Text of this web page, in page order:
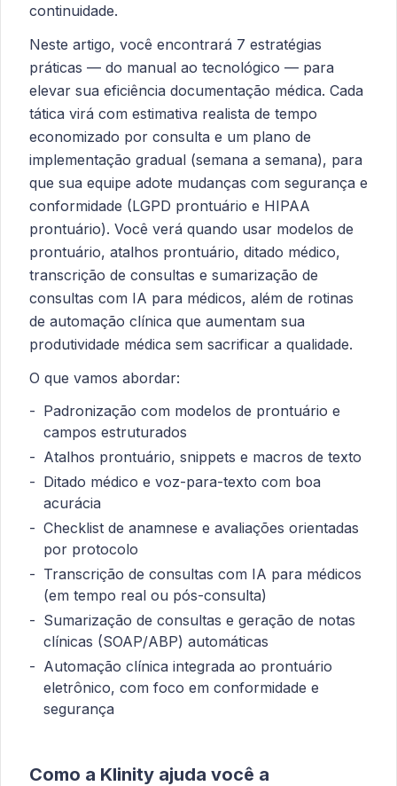
continuidade.
Neste artigo, você encontrará 7 estratégias
práticas — do manual ao tecnológico — para
elevar sua eficiência documentação médica. Cada
tática virá com estimativa realista de tempo
economizado por consulta e um plano de
implementação gradual (semana a semana), para
que sua equipe adote mudanças com segurança e
conformidade (LGPD prontuário e HIPAA
prontuário). Você verá quando usar modelos de
prontuário, atalhos prontuário, ditado médico,
transcrição de consultas e sumarização de
consultas com IA para médicos, além de rotinas
de automação clínica que aumentam sua
produtividade médica sem sacrificar a qualidade.
O que vamos abordar:
Padronização com modelos de prontuário e
campos estruturados
Atalhos prontuário, snippets e macros de texto
Ditado médico e voz-para-texto com boa
acurácia
Checklist de anamnese e avaliações orientadas
por protocolo
Transcrição de consultas com IA para médicos
(em tempo real ou pós-consulta)
Sumarização de consultas e geração de notas
clínicas (SOAP/ABP) automáticas
Automação clínica integrada ao prontuário
eletrônico, com foco em conformidade e
segurança
Como a Klinity ajuda você a